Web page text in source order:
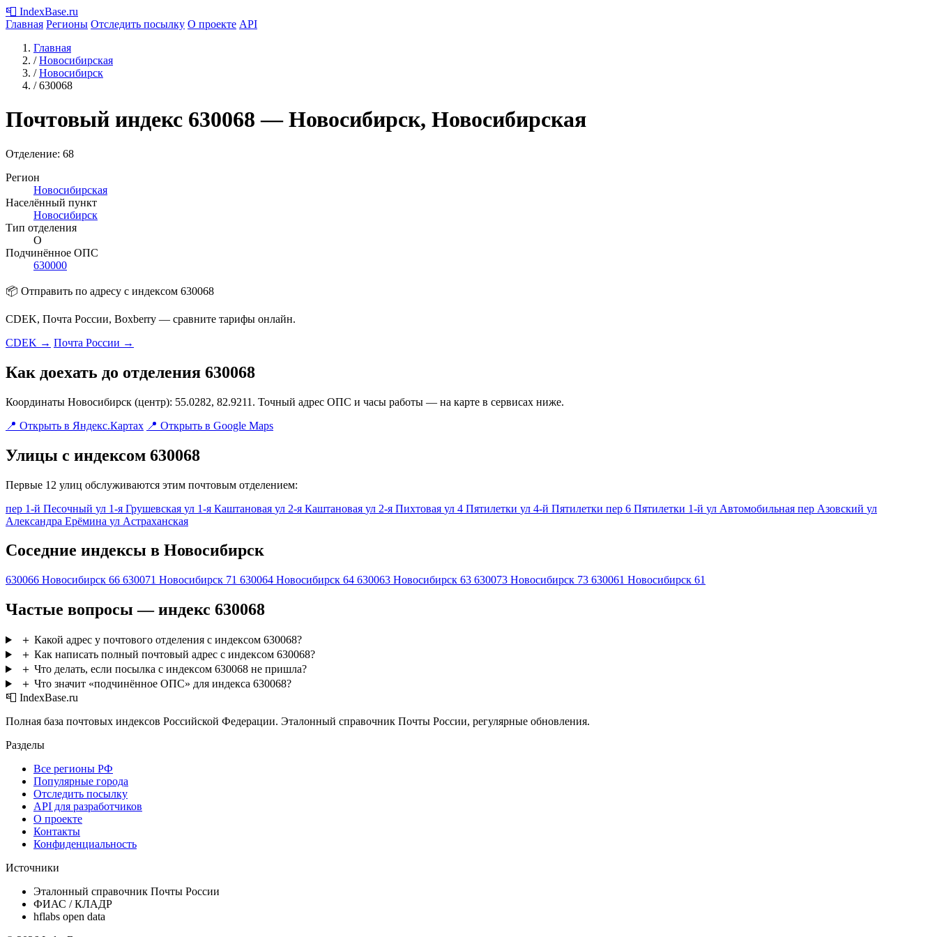
📮 IndexBase.ru
Главная Регионы Отследить посылку О проекте API
Главная
/ Новосибирская
/ Новосибирск
/ 630068
Почтовый индекс 630068 — Новосибирск, Новосибирская
Отделение: 68
Регион
Новосибирская
Населённый пункт
Новосибирск
Тип отделения
О
Подчинённое ОПС
630000
📦 Отправить по адресу с индексом 630068
CDEK, Почта России, Boxberry — сравните тарифы онлайн.
CDEK → Почта России →
Как доехать до отделения 630068
Координаты Новосибирск (центр): 55.0282, 82.9211. Точный адрес ОПС и часы работы — на карте в сервисах ниже.
📍 Открыть в Яндекс.Картах 📍 Открыть в Google Maps
Улицы с индексом 630068
Первые 12 улиц обслуживаются этим почтовым отделением:
пер 1-й Песочный ул 1-я Грушевская ул 1-я Каштановая ул 2-я Каштановая ул 2-я Пихтовая ул 4 Пятилетки ул 4-й Пятилетки пер 6 Пятилетки 1-й ул Автомобильная пер Азовский ул
Александра Ерёмина ул Астраханская
Соседние индексы в Новосибирск
630066 Новосибирск 66 630071 Новосибирск 71 630064 Новосибирск 64 630063 Новосибирск 63 630073 Новосибирск 73 630061 Новосибирск 61
Частые вопросы — индекс 630068
＋ Какой адрес у почтового отделения с индексом 630068?
＋ Как написать полный почтовый адрес с индексом 630068?
＋ Что делать, если посылка с индексом 630068 не пришла?
＋ Что значит «подчинённое ОПС» для индекса 630068?
📮 IndexBase.ru
Полная база почтовых индексов Российской Федерации. Эталонный справочник Почты России, регулярные обновления.
Разделы
Все регионы РФ
Популярные города
Отследить посылку
API для разработчиков
О проекте
Контакты
Конфиденциальность
Источники
Эталонный справочник Почты России
ФИАС / КЛАДР
hflabs open data